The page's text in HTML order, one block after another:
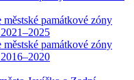
městské památkové zóny
městské památkové zóny